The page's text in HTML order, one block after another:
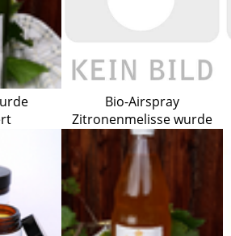
Bio-Airspray
Zitronenmelisse wurde
verändert